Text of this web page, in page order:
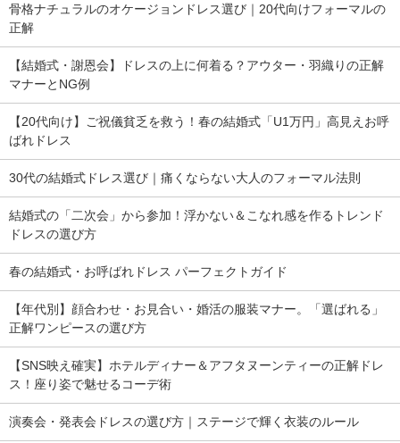
- L : 42cm / 39cm / 42cm / 84cm / 70cm / 109cm
- XL: 43cm / 39cm / 42cm / 88cm / 74cm / 109cm
※実寸を記載しておりますが、商品により若干の誤差がある場合がご
※おおよその目安としてご参考ください。
骨格ナチュラルのオケージョンドレス選び｜20代向けフォーマルの
正解
【結婚式・謝恩会】ドレスの上に何着る？アウター・羽織りの正解
マナーとNG例
【20代向け】ご祝儀貧乏を救う！春の結婚式「U1万円」高見えお呼
ばれドレス
30代の結婚式ドレス選び｜痛くならない大人のフォーマル法則
結婚式の「二次会」から参加！浮かない＆こなれ感を作るトレンド
ドレスの選び方
春の結婚式・お呼ばれドレス パーフェクトガイド
【年代別】顔合わせ・お見合い・婚活の服装マナー。「選ばれる」
正解ワンピースの選び方
【SNS映え確実】ホテルディナー＆アフタヌーンティーの正解ドレ
ス！座り姿で魅せるコーデ術
演奏会・発表会ドレスの選び方｜ステージで輝く衣装のルール